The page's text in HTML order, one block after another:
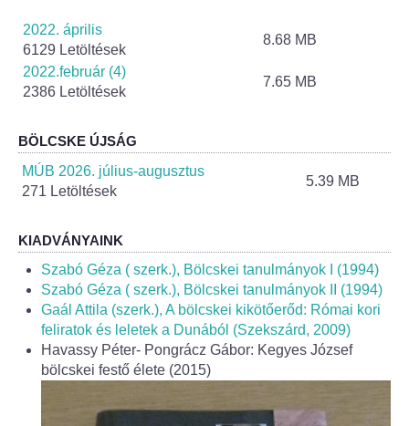
Szerződések
Helyi Esélyegyenlőség Program
Alapítványok
Helyi Építési Szabályzat
INTÉZMÉNYEK
Bölcskei Mesevár Óvoda és Bölcsőde
Óvodakert
2022. április
6129 Letöltések
8.68 MB
2022.február (4)
2386 Letöltések
7.65 MB
BÖLCSKE ÚJSÁG
MÚB 2026. július-augusztus
271 Letöltések
5.39 MB
KIADVÁNYAINK
Szabó Géza ( szerk.), Bölcskei tanulmányok I (1994)
Szabó Géza ( szerk.), Bölcskei tanulmányok II (1994)
Gaál Attila (szerk.), A bölcskei kikötőerőd: Római kori
feliratok és leletek a Dunából (Szekszárd, 2009)
Havassy Péter- Pongrácz Gábor: Kegyes József
bölcskei festő élete (2015)